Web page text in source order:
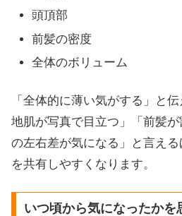
頭頂部
前髪の密度
全体のボリューム
「全体的に薄い気がする」と
地肌が写真で目立つ」「前髪
の左右差が気になる」と言え
を共有しやすくなります。
いつ頃から気になったかを